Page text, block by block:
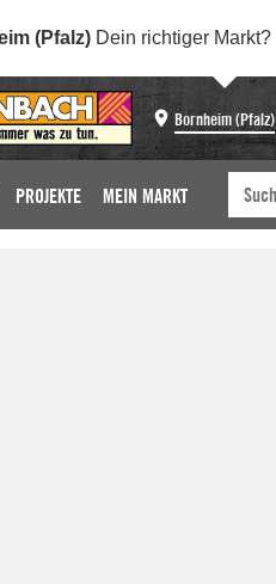
(Pfalz) Dein richtiger Markt?
Bornheim (Pfalz)
PROJEKTE MEIN MARKT